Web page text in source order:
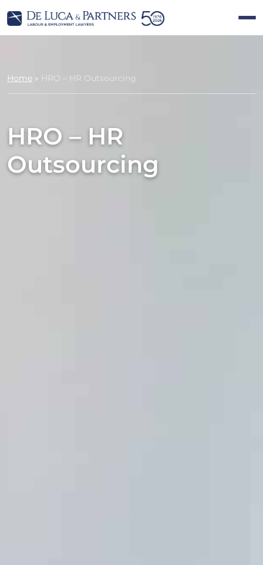
Home » HRO – HR Outsourcing
HRO – HR
Outsourcing